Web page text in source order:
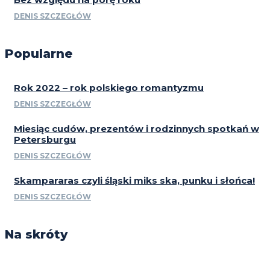
DENIS SZCZEGŁÓW
Popularne
Rok 2022 – rok polskiego romantyzmu
DENIS SZCZEGŁÓW
Miesiąc cudów, prezentów i rodzinnych spotkań w
Petersburgu
DENIS SZCZEGŁÓW
Skampararas czyli śląski miks ska, punku i słońca!
DENIS SZCZEGŁÓW
Na skróty